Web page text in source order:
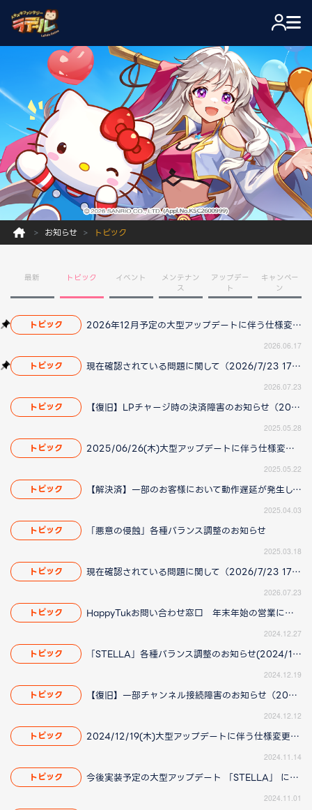
お知らせ トピック
最新 トピック イベント
メンテナン
ス
アップデー
ト
キャンペー
ン
トピック 2026年12月予定の大型アップデートに伴う仕様変更のお知らせ
2026.06.17
トピック 現在確認されている問題に関して（2026/7/23 17:00更新）
2026.07.23
トピック 【復旧】LPチャージ時の決済障害のお知らせ（2025/05/29更新）
2025.05.28
トピック 2025/06/26(木)大型アップデートに伴う仕様変更のお知らせ
2025.05.22
トピック 【解決済】一部のお客様において動作遅延が発生している問題について(2025/4/14 更新)
2025.04.03
トピック 「悪意の侵蝕」各種バランス調整のお知らせ
2025.03.18
トピック 現在確認されている問題に関して（2026/7/23 17:00更新）
2026.07.23
トピック HappyTukお問い合わせ窓口 年末年始の営業について
2024.12.27
トピック 「STELLA」各種バランス調整のお知らせ(2024/12/23 16:25更新)
2024.12.19
トピック 【復旧】一部チャンネル接続障害のお知らせ（2024/12/12 16:30更新）
2024.12.12
トピック 2024/12/19(木)大型アップデートに伴う仕様変更のお知らせ(2024/12/26(木)14:40更新)
2024.11.14
トピック 今後実装予定の大型アップデート 「STELLA」 に伴う仕様変更のお知らせ（2024/11/01 12:25更新）
2024.11.01